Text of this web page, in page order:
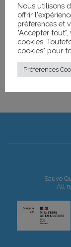
Nom de
COURTS
PARCOURS
Sauve
All
Nous utilisons
offrir
préférences et
"Accepter
cookies.
cookies" pour
Préférences